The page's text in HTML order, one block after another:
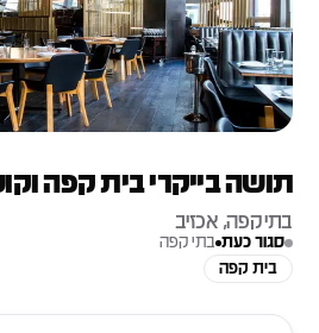
תושה בייקרי בית קפה
בתי קפה, אכזיב
סגור כעת
בתי קפה
בית קפה